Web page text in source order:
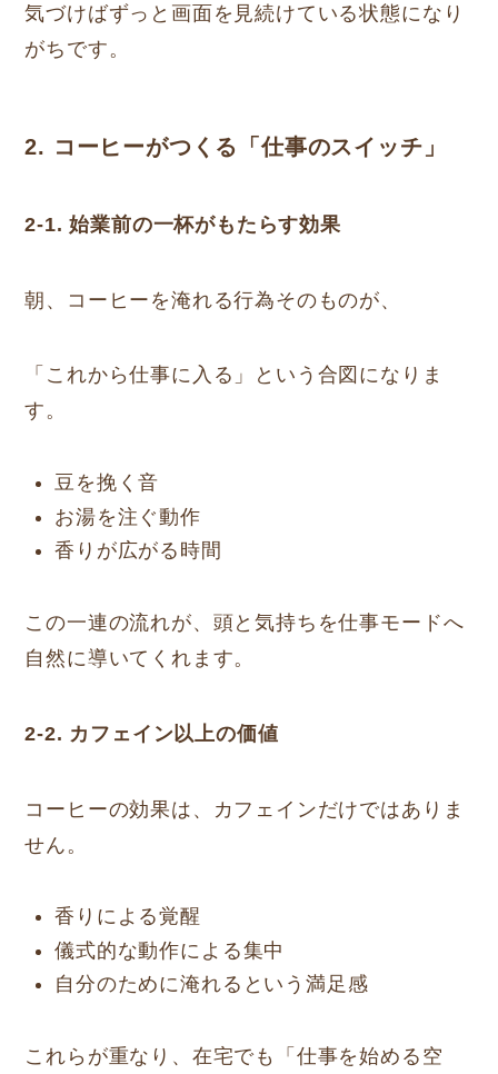
気づけばずっと画面を見続けている状態になり
がちです。
2. コーヒーがつくる「仕事のスイッチ」
2-1. 始業前の一杯がもたらす効果
朝、コーヒーを淹れる行為そのものが、
「これから仕事に入る」という合図になりま
す。
豆を挽く音
お湯を注ぐ動作
香りが広がる時間
この一連の流れが、頭と気持ちを仕事モードへ
自然に導いてくれます。
2-2. カフェイン以上の価値
コーヒーの効果は、カフェインだけではありま
せん。
香りによる覚醒
儀式的な動作による集中
自分のために淹れるという満足感
これらが重なり、在宅でも「仕事を始める空